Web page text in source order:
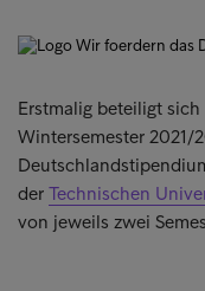
Erstmalig beteiligt
Wintersemester 2021/
der Technischen
von jeweils zwei